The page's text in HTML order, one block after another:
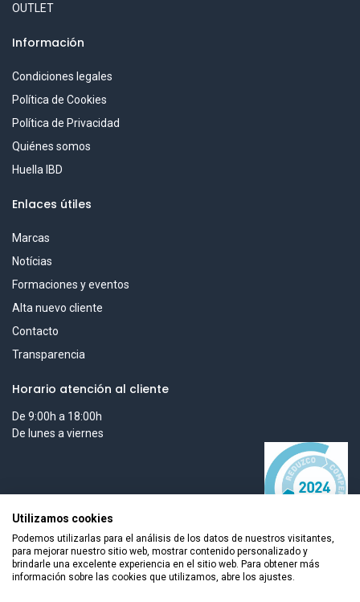
OUTLET
Información
Condiciones legales
Política de Cookies
Política de Privacidad
Quiénes somos
Huella IBD
Enlaces útiles
Marcas
Notícias
Formaciones y eventos
Alta nuevo cliente
Contacto
Transparencia
Horario atención al cliente
De 9:00h a 18:00h
De lunes a viernes
Utilizamos cookies
Podemos utilizarlas para el análisis de los datos de nuestros visitantes,
para mejorar nuestro sitio web, mostrar contenido personalizado y
brindarle una excelente experiencia en el sitio web. Para obtener más
información sobre las cookies que utilizamos, abre los ajustes.